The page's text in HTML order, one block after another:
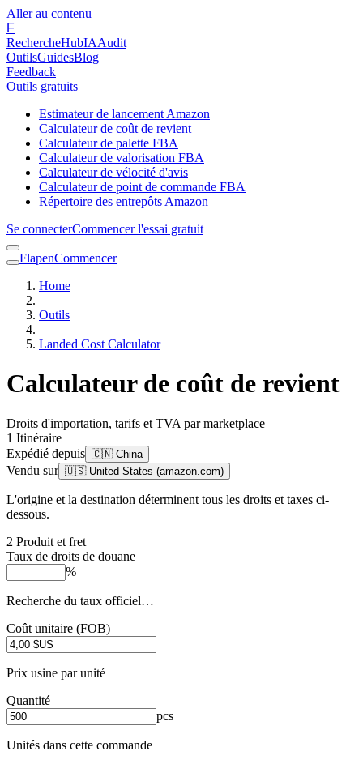
Aller au contenu
F
RechercheHubIAAudit
OutilsGuidesBlog
Feedback
Outils gratuits
Estimateur de lancement Amazon
Calculateur de coût de revient
Calculateur de palette FBA
Calculateur de valorisation FBA
Calculateur de vélocité d'avis
Calculateur de point de commande FBA
Répertoire des entrepôts Amazon
Se connecterCommencer l'essai gratuit
FlapenCommencer
Home
Outils
Landed Cost Calculator
Calculateur de coût de revient
Droits d'importation, tarifs et TVA par marketplace
1 Itinéraire
Expédié depuis 🇨🇳 China
Vendu sur 🇺🇸 United States (amazon.com)
L'origine et la destination déterminent tous les droits et taxes ci-
dessous.
2 Produit et fret
Taux de droits de douane
%
Recherche du taux officiel…
Coût unitaire (FOB)
Prix usine par unité
Quantité
pcs
Unités dans cette commande